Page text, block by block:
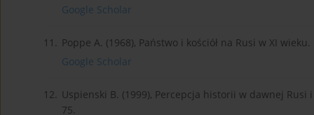
Google Scholar
11. Poppe A. (1968), Państwo i kościół na Rusi w XI wieku.
Google Scholar
12. Uspienski B. (1999), Percepcja historii w dawnej Rusi
75.